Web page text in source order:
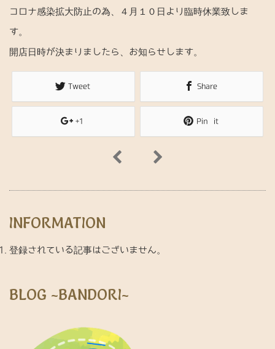
コロナ感染拡大防止の為、４月１０日より臨時休業致しま
す。
開店日時が決まりましたら、お知らせします。
Tweet Share
+1 Pin it
INFORMATION
登録されている記事はございません。
BLOG ~BANDORI~